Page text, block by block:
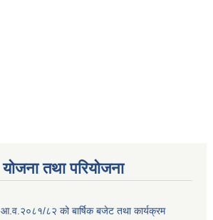
योजना तथा परियोजना
आ.व.२०८१/८२ को बार्षिक बजेट तथा कार्यक्रम